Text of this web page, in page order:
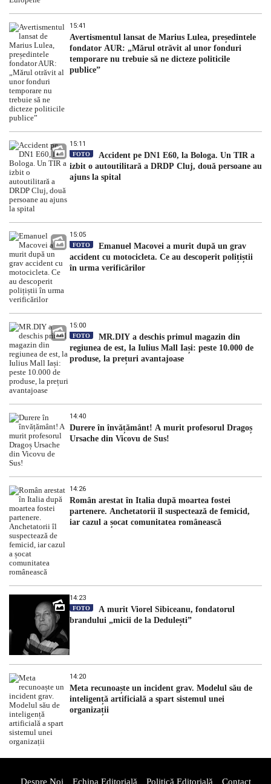
15:41
Avertismentul lansat de Marius Lulea, președintele
fondator AUR: „Mărul otrăvit al unor fonduri
temporare nu trebuie să ne dicteze politicile
publice”
15:11
FOTO
Accident pe DN1 E60, la Bologa. Un TIR a
izbit o autoutilitară a DRDP Cluj, două persoane au
ajuns la spital
15:05
FOTO
Emanuel Macovei a murit după un grav
accident cu motocicleta. Ce au descoperit polițiștii
în urma verificărilor
15:00
FOTO
MR.DIY a deschis primul magazin din
regiunea de est, la Iulius Mall Iași: peste 10.000 de
produse, la prețuri avantajoase
14:40
Durere în învățământ! A murit profesorul Dragoș
Ursache din Vicovu de Sus!
14:26
Român arestat în Italia după moartea fostei
partenere. Anchetatorii îl suspectează de femicid,
iar cazul a șocat comunitatea românească
14:23
FOTO
A murit Viorel Sibiceanu, fondatorul
brandului „micii de la Dedulești”
14:20
Meta recunoaște un incident grav. Modelul său de
inteligență artificială a spart sistemul unei
organizații
Despre Noi Echipa Editorială Politică Editorială Contact